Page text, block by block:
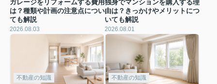
ガレージをリフォームする費用
は？種類や計画の注意点につい
ても解説
2026.08.03
独身でマンションを購入する理
由は？きっかけやメリットにつ
いても解説
2026.08.01
不動産の知識 不動産の知識